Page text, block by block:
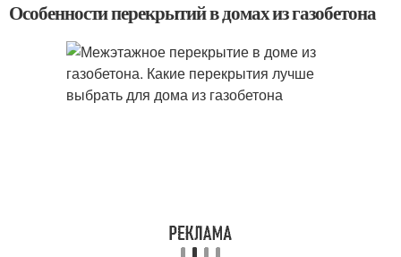
Особенности перекрытий в домах из газобетона